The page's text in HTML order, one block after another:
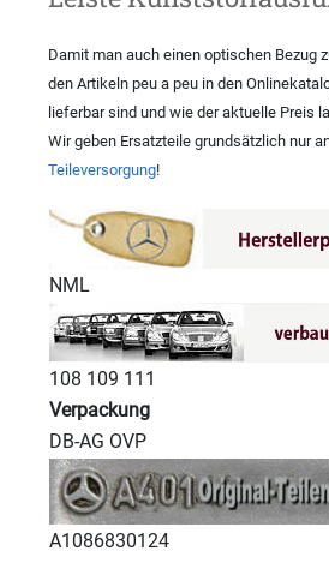
Damit man auch einen optischen Bezug
den Artikeln peu a peu in den
lieferbar sind und wie der aktuelle Preis
Wir geben Ersatzteile grundsätzlich nur
Teileversorgung!
NML
108 109 111
Verpackung
DB-AG OVP
A1086830124